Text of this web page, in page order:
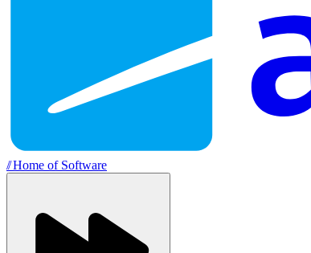
//Home of Software